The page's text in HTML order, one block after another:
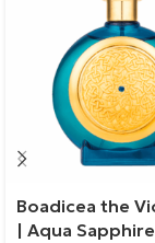
Boadicea the
| Aqua Sapphire